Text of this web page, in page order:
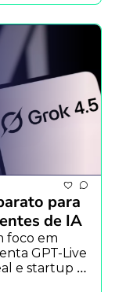
para
de IA
foco em
GPT-Live
e startup
acelerar a